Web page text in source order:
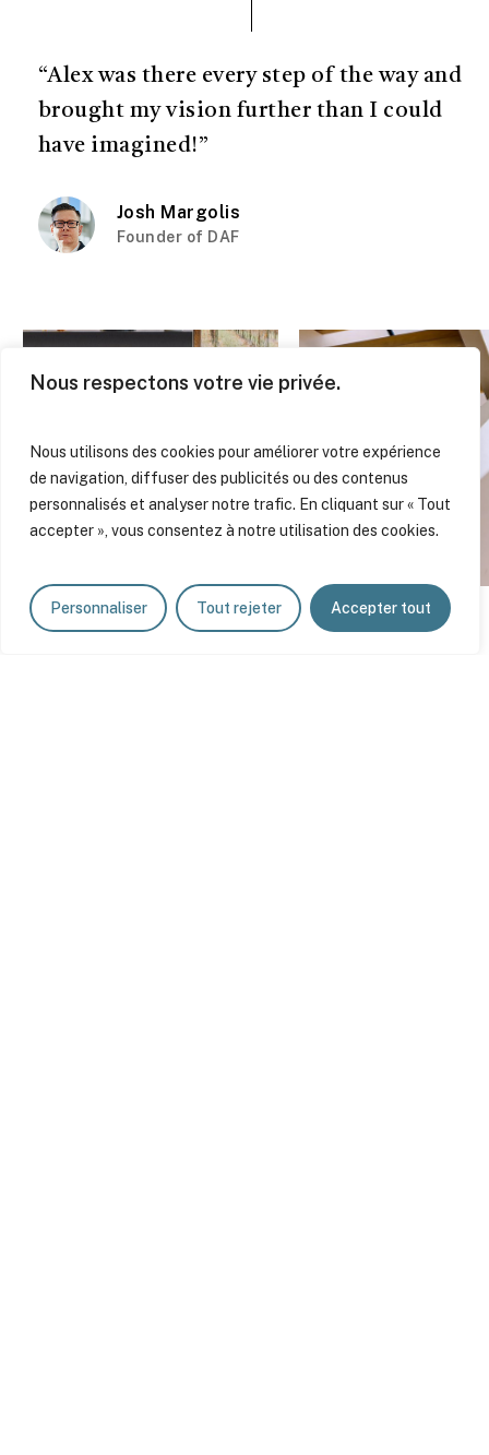
Nous respectons votre vie privée.
Nous utilisons des cookies pour améliorer votre expérience
de navigation, diffuser des publicités ou des contenus
personnalisés et analyser notre trafic. En cliquant sur « Tout
accepter », vous consentez à notre utilisation des cookies.
Personnaliser Tout rejeter Accepter tout
“Alex was there every step of the way and
brought my vision further than I could
have imagined!”
Josh Margolis
Founder of DAF